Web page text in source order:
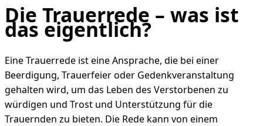
Die Trauerrede – was ist
das eigentlich?
Eine Trauerrede ist eine Ansprache, die bei einer
Beerdigung, Trauerfeier oder Gedenkveranstaltung
gehalten wird, um das Leben des Verstorbenen zu
würdigen und Trost und Unterstützung für die
Trauernden zu bieten. Die Rede kann von einem